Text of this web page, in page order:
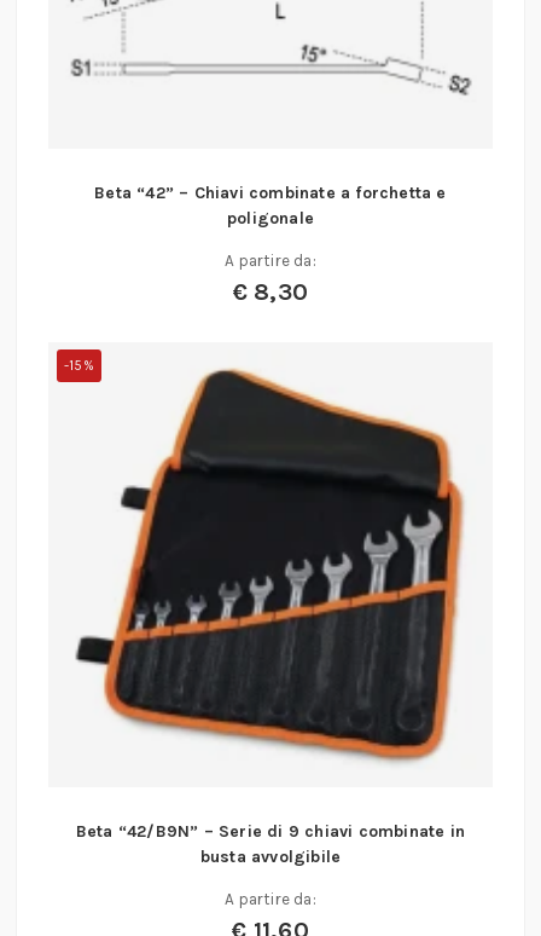
Beta “42” – Chiavi combinate a forchetta e
poligonale
A partire da:
€ 8,30
-15%
Beta “42/B9N” – Serie di 9 chiavi combinate in
busta avvolgibile
A partire da:
€ 11,60